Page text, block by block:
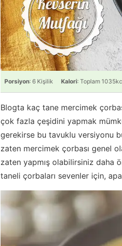
Porsiyon: 6 Kişilik Kalori: Toplam
Blogta kaç tane mercimek
çok fazla çeşidini yapmak
gerekirse bu tavuklu versiyonu
zaten mercimek çorbası genel
zaten yapmış olabilirsiniz daha
taneli çorbaları sevenler için,